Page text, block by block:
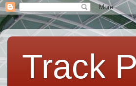
Track